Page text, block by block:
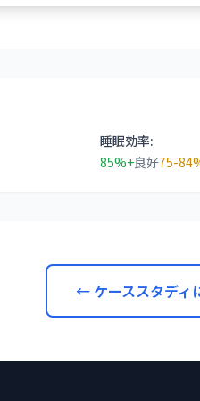
睡眠効率:
85%+良好75-
← ケーススタディ